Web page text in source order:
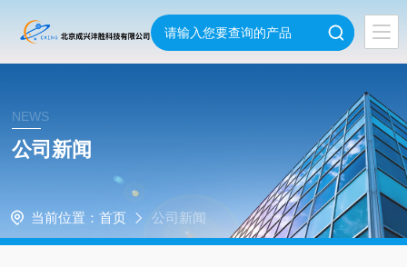
NEWS
公司新闻
当前位置： 首页 公司新闻